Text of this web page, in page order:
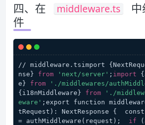
四、在 middleware.ts
件
// middleware.tsimport
nse} from 'next/server' ; import
e} from './middlewares/
{i18nMiddleware} from
'./
eware' ;export function
tRequest): NextResponse {  const
= authMiddleware(request); if